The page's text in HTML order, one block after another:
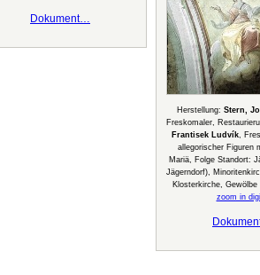
Dokument…
Herstellung: Stern,
Freskomaler,
Frantisek Ludvík,
allegorischer Figuren
Mariä, Folge Standort:
Jägerndorf),
Klosterkirche,
zoom in